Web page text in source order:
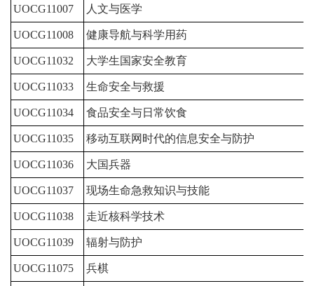
UOCG11007 人文与医学
UOCG11008 健康导航与科学用药
UOCG11032 大学生国家安全教育
UOCG11033 生命安全与救援
UOCG11034 食品安全与日常饮食
UOCG11035 移动互联网时代的信息安全与防护
UOCG11036 大国兵器
UOCG11037 现场生命急救知识与技能
UOCG11038 走近核科学技术
UOCG11039 辐射与防护
UOCG11075 兵棋